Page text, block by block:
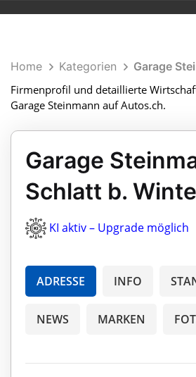
Home Kategorien
Garage
Firmenprofil und detaillierte
Garage Steinmann auf Autos.ch.
Garage
Schlatt b.
KI aktiv – Upgrade möglich
ADRESSE INFO
NEWS MARKEN